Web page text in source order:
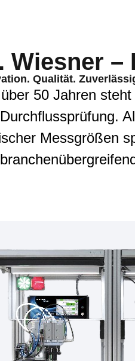
Wiesner
Qualität.
50 Jahren
Messgrößen